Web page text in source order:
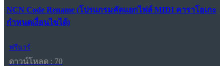
NCN Code Rename (โปรแกรมคัดแยกไฟล์ MIDI คาราโอเกะ
กำหนดเงื่อนไขได้)
ฟรีแวร์
ดาวน์โหลด : 70